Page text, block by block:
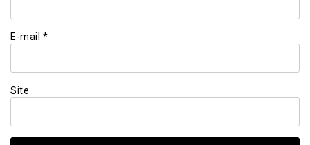
E-mail *
Site